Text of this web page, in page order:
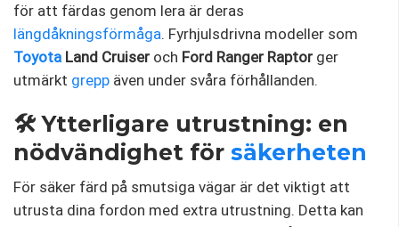
för att färdas genom lera är deras
längdåkningsförmåga. Fyrhjulsdrivna modeller som
Toyota Land Cruiser och Ford Ranger Raptor ger
utmärkt grepp även under svåra förhållanden.
🛠️ Ytterligare utrustning: en
nödvändighet för säkerheten
För säker färd på smutsiga vägar är det viktigt att
utrusta dina fordon med extra utrustning. Detta kan